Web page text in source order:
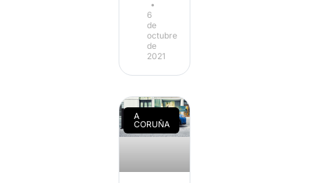
6
de
octubre
de
2021
A
CORUÑA